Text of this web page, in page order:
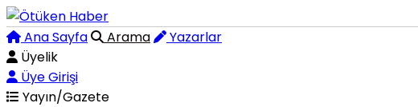
Ana Sayfa Arama
Yazarlar
Üyelik
Üye Girişi
Yayın/Gazete